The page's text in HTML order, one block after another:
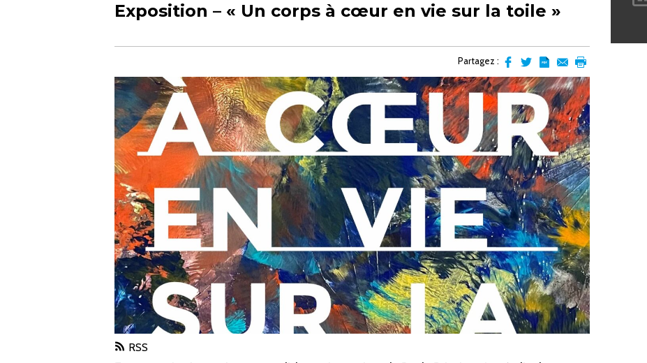
Exposition – « Un corps à cœur en vie sur la toile »
Partagez :
sur
facebook
sur
Twitter
l'article
en
pdf
par
email
RSS